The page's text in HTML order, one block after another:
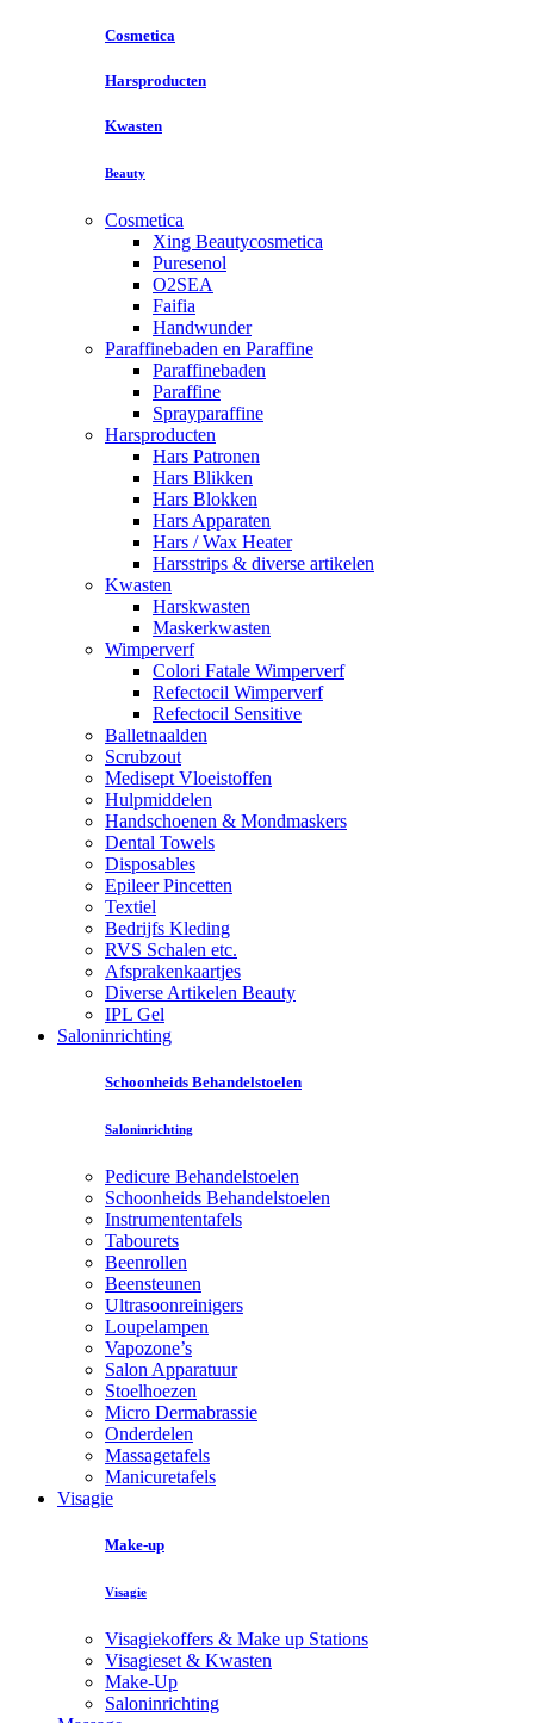
Cosmetica
Harsproducten
Kwasten
Beauty
Cosmetica
Xing Beautycosmetica
Puresenol
O2SEA
Faifia
Handwunder
Paraffinebaden en Paraffine
Paraffinebaden
Paraffine
Sprayparaffine
Harsproducten
Hars Patronen
Hars Blikken
Hars Blokken
Hars Apparaten
Hars / Wax Heater
Harsstrips & diverse artikelen
Kwasten
Harskwasten
Maskerkwasten
Wimperverf
Colori Fatale Wimperverf
Refectocil Wimperverf
Refectocil Sensitive
Balletnaalden
Scrubzout
Medisept Vloeistoffen
Hulpmiddelen
Handschoenen & Mondmaskers
Dental Towels
Disposables
Epileer Pincetten
Textiel
Bedrijfs Kleding
RVS Schalen etc.
Afsprakenkaartjes
Diverse Artikelen Beauty
IPL Gel
Saloninrichting
Schoonheids Behandelstoelen
Saloninrichting
Pedicure Behandelstoelen
Schoonheids Behandelstoelen
Instrumententafels
Tabourets
Beenrollen
Beensteunen
Ultrasoonreinigers
Loupelampen
Vapozone’s
Salon Apparatuur
Stoelhoezen
Micro Dermabrassie
Onderdelen
Massagetafels
Manicuretafels
Visagie
Make-up
Visagie
Visagiekoffers & Make up Stations
Visagieset & Kwasten
Make-Up
Saloninrichting